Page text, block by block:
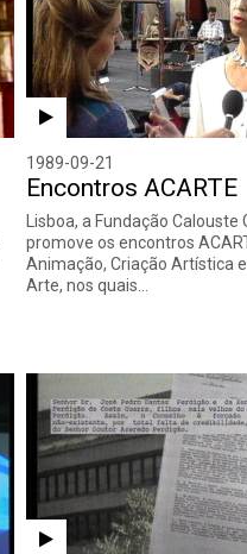
1989-09-21
Encontros ACARTE
Lisboa, a Fundação Calouste
promove os encontros
Animação, Criação Artística
Arte, nos quais…